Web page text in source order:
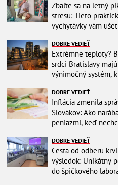
Zbaľte sa na letný
stresu: Tieto
vychytávky vám
DOBRE VEDIEŤ
Extrémne teploty?
srdci Bratislavy majú
výnimočný systém,
DOBRE VEDIEŤ
Inflácia zmenila
Slovákov: Ako
peniazmi, keď
DOBRE VEDIEŤ
Cesta od odberu
výsledok: Unikátny
do špičkového